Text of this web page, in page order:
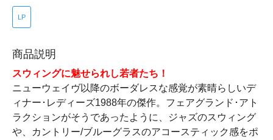
LP
商品説明
スウィングに魅せられし若者たち！
ニューウェイヴ以降のボーダレスな感覚が素晴らしいデ
ィナー･レディーズ1988年の傑作。フェアグランド･アト
ラクションがそうであったように、ジャズのスウィング
や、カントリー/ブルーグラスのアコースティック感をポ